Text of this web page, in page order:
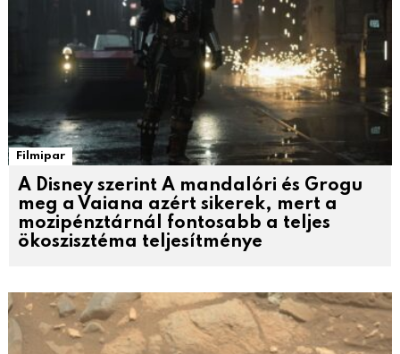
Filmipar
A Disney szerint A mandalóri és Grogu
meg a Vaiana azért sikerek, mert a
mozipénztárnál fontosabb a teljes
ökoszisztéma teljesítménye